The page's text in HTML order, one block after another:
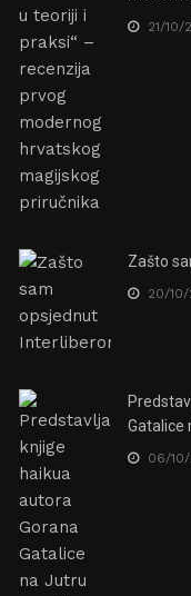
21/10/
Zašto
20/
Gatalice
06/